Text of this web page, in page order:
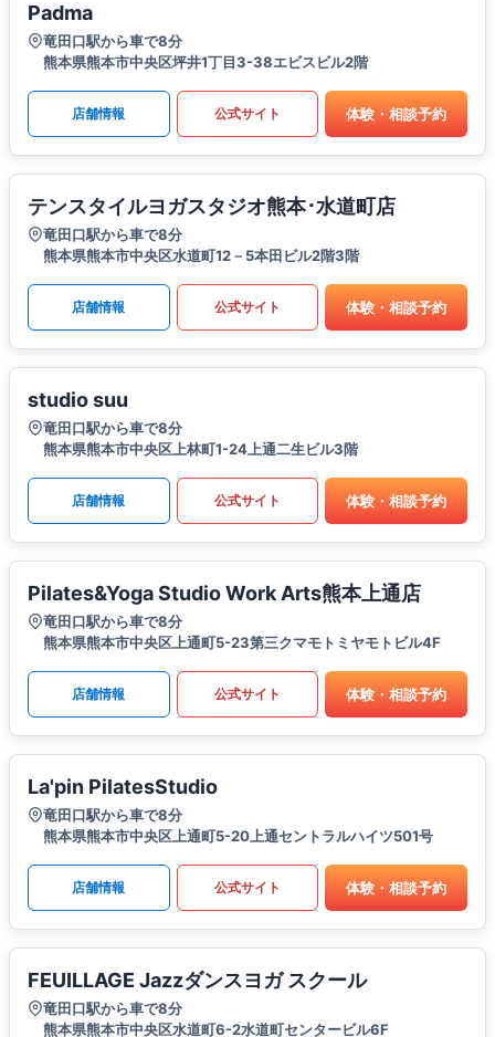
Padma
竜田口駅から車で8分
熊本県熊本市中央区坪井1丁目3-38エビスビル2階
店舗情報 公式サイト 体験・相談予約
テンスタイルヨガスタジオ熊本･水道町店
竜田口駅から車で8分
熊本県熊本市中央区水道町12－5本田ビル2階3階
店舗情報 公式サイト 体験・相談予約
studio suu
竜田口駅から車で8分
熊本県熊本市中央区上林町1-24上通二生ビル3階
店舗情報 公式サイト 体験・相談予約
Pilates&Yoga Studio Work Arts熊本上通店
竜田口駅から車で8分
熊本県熊本市中央区上通町5-23第三クマモトミヤモトビル4F
店舗情報 公式サイト 体験・相談予約
La'pin PilatesStudio
竜田口駅から車で8分
熊本県熊本市中央区上通町5-20上通セントラルハイツ501号
店舗情報 公式サイト 体験・相談予約
FEUILLAGE Jazzダンスヨガ スクール
竜田口駅から車で8分
熊本県熊本市中央区水道町6-2水道町センタービル6F